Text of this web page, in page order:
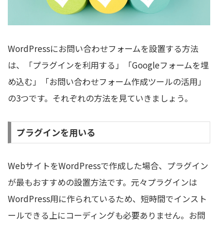
WordPressにお問い合わせフォームを設置する方法
は、「プラグインを利用する」「Googleフォームを埋
め込む」「お問い合わせフォーム作成ツールの活用」
の3つです。それぞれの方法を見ていきましょう。
プラグインを用いる
WebサイトをWordPressで作成した場合、プラグイン
が最もおすすめの設置方法です。元々プラグインは
WordPress用に作られているため、 短時間でインスト
ールできる上にコーディングも必要ありません。 お問